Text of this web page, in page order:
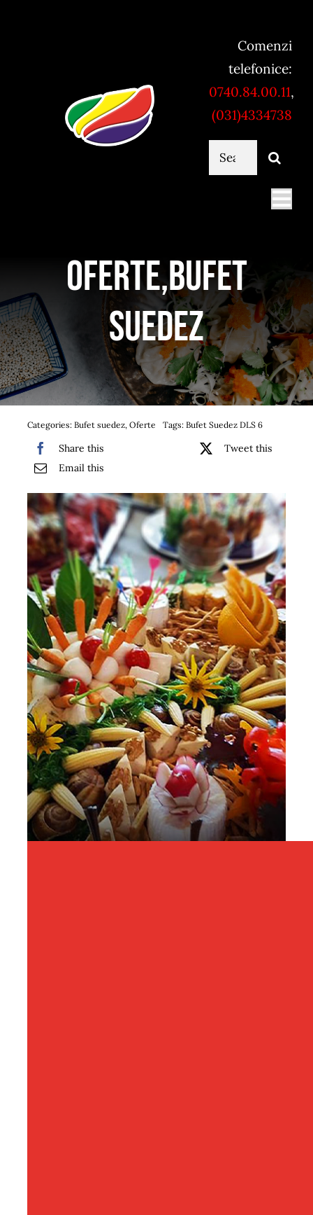
Comenzi
telefonice:
0740.84.00.11,
(031)4334738
Cautare...
Servicii catering
Bufet suedez si Coffee Break
Platouri
Sushi
Cos
Oferte,Bufet
suedez
Categories: Bufet suedez, Oferte Tags: Bufet Suedez DLS 6
Share this
Tweet this
Email this